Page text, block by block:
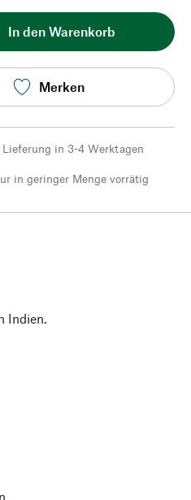
In den Warenkorb
Merken
Lieferung in 3-4 Werktagen
in geringer Menge vorrätig
Indien.